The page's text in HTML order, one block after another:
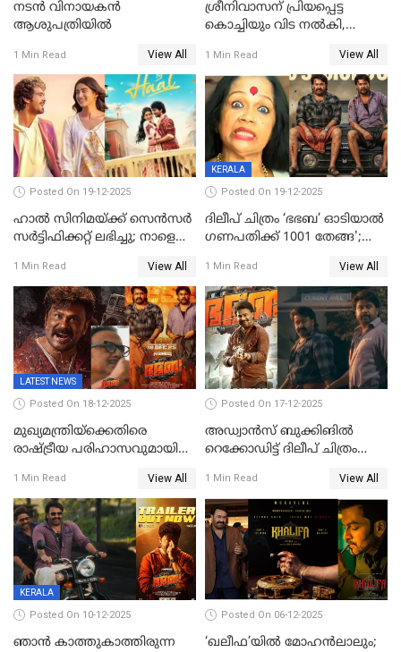
നടൻ വിനായകൻ
ആശുപത്രിയിൽ
1 Min Read View All
ശ്രീനിവാസന് പ്രിയപ്പെട്ട
കൊച്ചിയും വിട നൽകി,
സംസ്കാരം നാളെ
1 Min Read View All
Posted On 19-12-2025
ഹാല്‍ സിനിമയ്ക്ക് സെന്‍സര്‍
സര്‍ട്ടിഫിക്കറ്റ് ലഭിച്ചു; നാളെ
1 Min Read View All
KERALA
Posted On 19-12-2025
ദിലീപ് ചിത്രം ‘ഭഭബ’ ഓടിയാൽ
ഗണപതിക്ക് 1001 തേങ്ങ';
1 Min Read View All
LATEST NEWS
Posted On 18-12-2025
മുഖ്യമന്ത്രിയ്ക്കെതിരെ
രാഷ്ട്രീയ പരിഹാസവുമായി
1 Min Read View All
Posted On 17-12-2025
അഡ്വാൻസ് ബുക്കിങിൽ
റെക്കോഡിട്ട് ദിലീപ് ചിത്രം
റെക്കോർഡ് വിൽപ്പന;
മണിക്കൂറില്‍ വിറ്റത്
1000ത്തിന് മുകളിൽ ടിക്കറ്റ്
1 Min Read View All
KERALA
Posted On 10-12-2025
ഞാന്‍ കാത്തുകാത്തിരുന്ന
Posted On 06-12-2025
‘ഖലീഫ’യിൽ മോഹൻലാലും;